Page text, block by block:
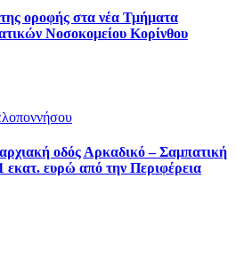
οροφής στα νέα Τμήματα
Νοσοκομείου Κορίνθου
οδός Αρκαδικό – Σαμπατική
εκατ. ευρώ από την Περιφέρεια